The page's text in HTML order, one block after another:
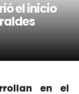
el inicio
en el